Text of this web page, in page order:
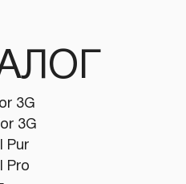
3G
3G
Pur
Pro